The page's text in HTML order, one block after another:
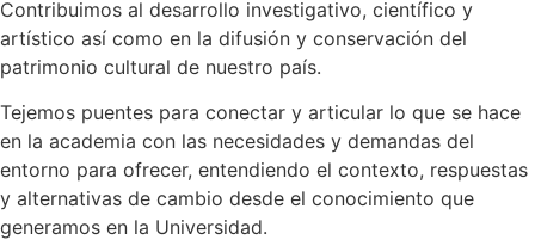
Contribuimos al desarrollo investigativo, científico y
artístico así como en la difusión y conservación del
patrimonio cultural de nuestro país.
Tejemos puentes para conectar y articular lo que se hace
en la academia con las necesidades y demandas del
entorno para ofrecer, entendiendo el contexto, respuestas
y alternativas de cambio desde el conocimiento que
generamos en la Universidad.